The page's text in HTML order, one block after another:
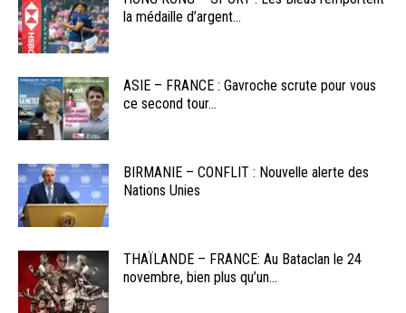
la médaille d’argent...
ASIE – FRANCE : Gavroche scrute pour vous
ce second tour...
BIRMANIE – CONFLIT : Nouvelle alerte des
Nations Unies
THAÏLANDE – FRANCE: Au Bataclan le 24
novembre, bien plus qu’un...